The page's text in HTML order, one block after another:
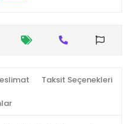
Taksit Seçenekleri